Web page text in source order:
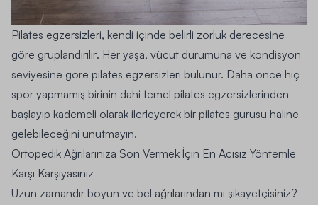
Pilates egzersizleri, kendi içinde belirli zorluk derecesine
göre gruplandırılır. Her yaşa, vücut durumuna ve kondisyon
seviyesine göre pilates egzersizleri bulunur. Daha önce hiç
spor yapmamış birinin dahi temel pilates egzersizlerinden
başlayıp kademeli olarak ilerleyerek bir pilates gurusu haline
gelebileceğini unutmayın.
Ortopedik Ağrılarınıza Son Vermek İçin En Acısız Yöntemle
Karşı Karşıyasınız
Uzun zamandır boyun ve bel ağrılarından mı şikayetçisiniz?